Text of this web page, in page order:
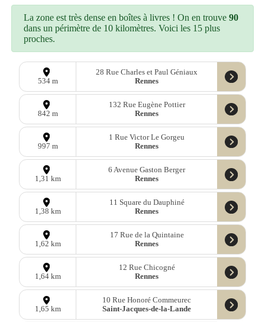
La zone est très dense en boîtes à livres ! On en trouve90
dans un périmètre de 10 kilomètres. Voici les 15 plus
proches.
534 m
28 Rue Charles et Paul Géniaux
Rennes
842 m
132 Rue Eugène Pottier
Rennes
997 m
1 Rue Victor Le Gorgeu
Rennes
1,31 km
6 Avenue Gaston Berger
Rennes
1,38 km
11 Square du Dauphiné
Rennes
1,62 km
17 Rue de la Quintaine
Rennes
1,64 km
12 Rue Chicogné
Rennes
1,65 km
10 Rue Honoré Commeurec
Saint-Jacques-de-la-Lande